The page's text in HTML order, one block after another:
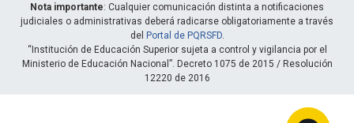
Nota importante: Cualquier comunicación distinta a notificaciones
judiciales o administrativas deberá radicarse obligatoriamente a través
del Portal de PQRSFD.
“Institución de Educación Superior sujeta a control y vigilancia por el
Ministerio de Educación Nacional”. Decreto 1075 de 2015 / Resolución
12220 de 2016